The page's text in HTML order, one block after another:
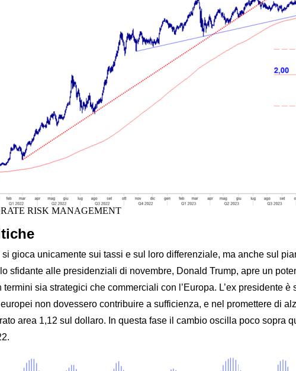
RISK MANAGEMENT
gioca unicamente sui tassi e sul loro differenziale, ma anche sul
sfidante alle presidenziali di novembre, Donald Trump, apre un
sia strategici che commerciali con l’Europa. L’ex presidente
non dovessero contribuire a sufficienza, e nel promettere di
area 1,12 sul dollaro. In questa fase il cambio oscilla poco sopra